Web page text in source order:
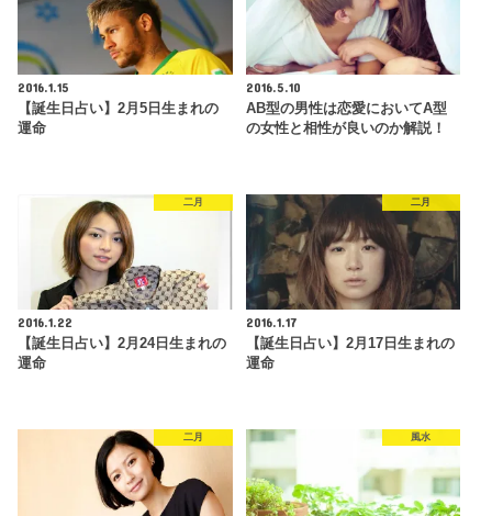
2016.1.15
【誕生日占い】2月5日生まれの
運命
2016.5.10
AB型の男性は恋愛においてA型
の女性と相性が良いのか解説！
二月
2016.1.22
【誕生日占い】2月24日生まれの
運命
二月
2016.1.17
【誕生日占い】2月17日生まれの
運命
二月 風水